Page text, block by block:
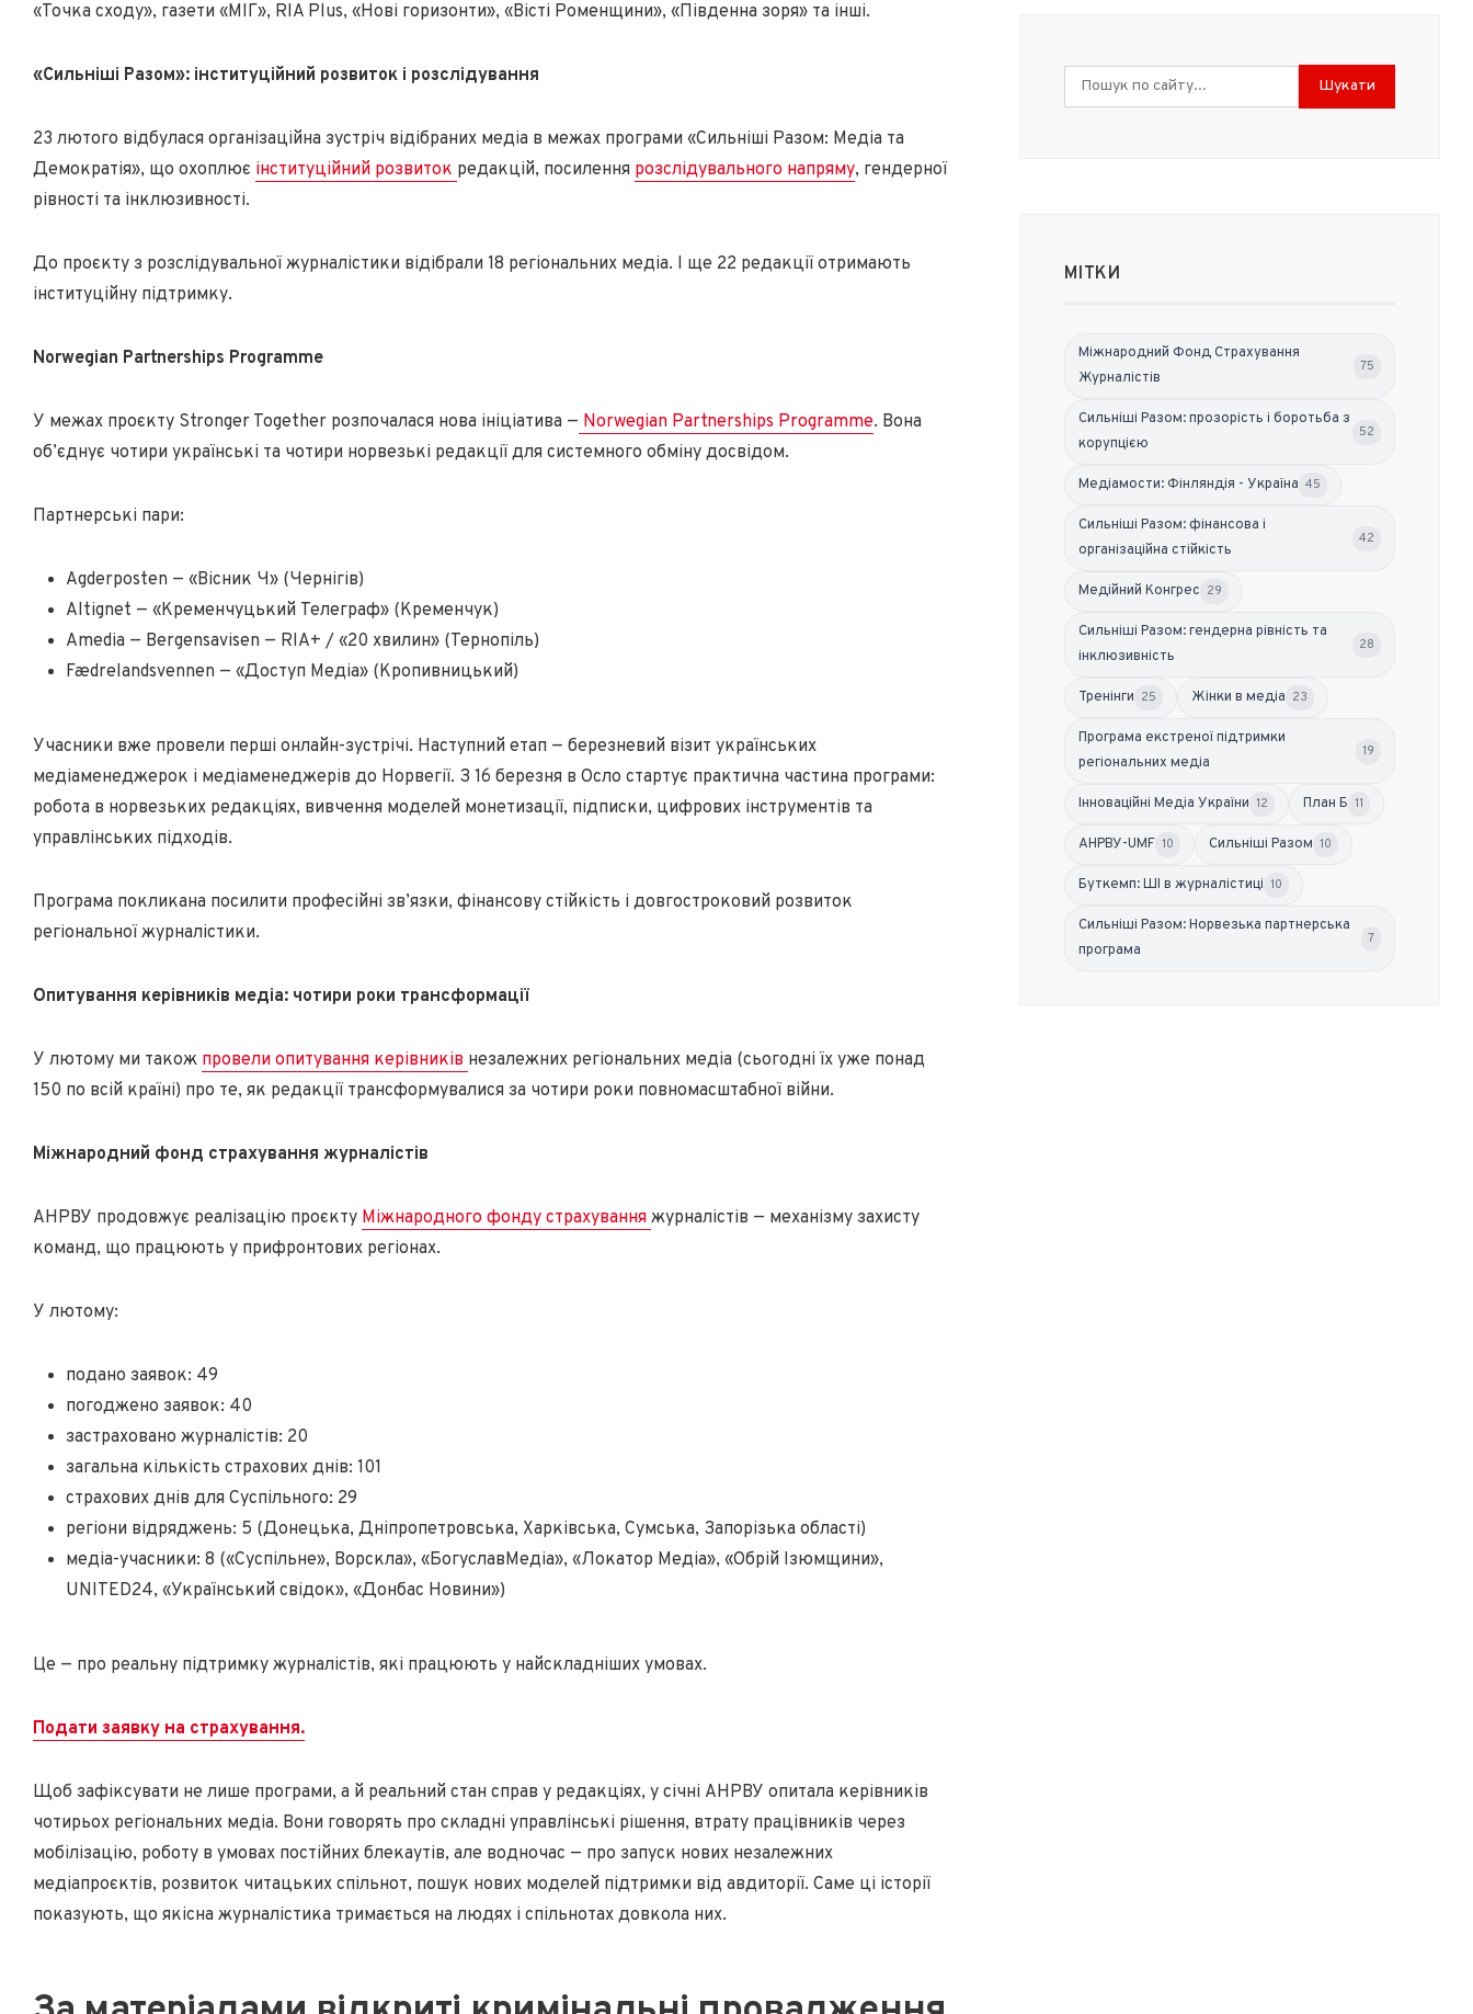
«Точка сходу», газети «МІГ», RIA Plus, «Нові горизонти», «Вісті Роменщини», «Південна зоря» та інші.
«Сильніші Разом»: інституційний розвиток і розслідування
23 лютого відбулася організаційна зустріч відібраних медіа в межах програми «Сильніші Разом: Медіа та
Демократія», що охоплює інституційний розвиток редакцій, посилення розслідувального напряму, гендерної
рівності та інклюзивності.
До проєкту з розслідувальної журналістики відібрали 18 регіональних медіа. І ще 22 редакції отримають
інституційну підтримку.
Norwegian Partnerships Programme
У межах проєкту Stronger Together розпочалася нова ініціатива — Norwegian Partnerships Programme. Вона
об’єднує чотири українські та чотири норвезькі редакції для системного обміну досвідом.
Партнерські пари:
Agderposten — «Вісник Ч» (Чернігів)
Altignet — «Кременчуцький Телеграф» (Кременчук)
Amedia — Bergensavisen — RIA+ / «20 хвилин» (Тернопіль)
Fædrelandsvennen — «Доступ Медіа» (Кропивницький)
Учасники вже провели перші онлайн-зустрічі. Наступний етап — березневий візит українських
медіаменеджерок і медіаменеджерів до Норвегії. З 16 березня в Осло стартує практична частина програми:
робота в норвезьких редакціях, вивчення моделей монетизації, підписки, цифрових інструментів та
управлінських підходів.
Програма покликана посилити професійні зв’язки, фінансову стійкість і довгостроковий розвиток
регіональної журналістики.
Опитування керівників медіа: чотири роки трансформації
У лютому ми також провели опитування керівників незалежних регіональних медіа (сьогодні їх уже понад
150 по всій країні) про те, як редакції трансформувалися за чотири роки повномасштабної війни.
Міжнародний фонд страхування журналістів
АНРВУ продовжує реалізацію проєкту Міжнародного фонду страхування журналістів — механізму захисту
команд, що працюють у прифронтових регіонах.
У лютому:
подано заявок: 49
погоджено заявок: 40
застраховано журналістів: 20
загальна кількість страхових днів: 101
страхових днів для Суспільного: 29
регіони відряджень: 5 (Донецька, Дніпропетровська, Харківська, Сумська, Запорізька області)
медіа-учасники: 8 («Суспільне», Ворскла», «БогуславМедіа», «Локатор Медіа», «Обрій Ізюмщини»,
UNITED24, «Український свідок», «Донбас Новини»)
Це — про реальну підтримку журналістів, які працюють у найскладніших умовах.
Подати заявку на страхування.
Щоб зафіксувати не лише програми, а й реальний стан справ у редакціях, у січні АНРВУ опитала керівників
чотирьох регіональних медіа. Вони говорять про складні управлінські рішення, втрату працівників через
мобілізацію, роботу в умовах постійних блекаутів, але водночас — про запуск нових незалежних
медіапроєктів, розвиток читацьких спільнот, пошук нових моделей підтримки від авдиторії. Саме ці історії
показують, що якісна журналістика тримається на людях і спільнотах довкола них.
Шукати
МІТКИ
Міжнародний Фонд Страхування
Журналістів
75
Сильніші Разом: прозорість і боротьба з
корупцією
52
Медіамости: Фінляндія - Україна 45
Сильніші Разом: фінансова і
організаційна стійкість
42
Медійний Конгрес 29
Сильніші Разом: гендерна рівність та
інклюзивність
28
Тренінги 25 Жінки в медіа 23
Програма екстреної підтримки
регіональних медіа
19
Інноваційні Медіа України 12 План Б 11
АНРВУ-UMF 10 Сильніші Разом 10
Буткемп: ШІ в журналістиці 10
Сильніші Разом: Норвезька партнерська
програма
7